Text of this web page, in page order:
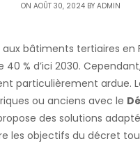
ON AOÛT 30, 2024 BY ADMIN
bâtiments tertiaires en
% d’ici 2030.
particulièrement ardue.
ou anciens avec le
des solutions
les objectifs du décret